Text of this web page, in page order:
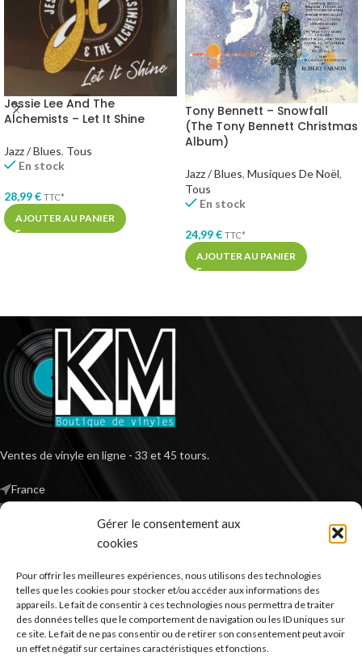
Gérer le consentement aux
cookies
Pour offrir les meilleures expériences, nous utilisons des technologies
telles que les cookies pour stocker et/ou accéder aux informations des
appareils. Le fait de consentir à ces technologies nous permettra de traiter
des données telles que le comportement de navigation ou les ID uniques sur
ce site. Le fait de ne pas consentir ou de retirer son consentement peut avoir
un effet négatif sur certaines caractéristiques et fonctions.
Jessie Lee And The
Alchemists – Let It Shine
Jazz / Blues, Tous
En stock
28,99€ TTC*
AJOUTER AU PANIER
Tony Bennett – Snowfall
(The Tony Bennett Christmas
Album)
Jazz / Blues, Musiques De Noël,
Tous
En stock
24,99€ TTC*
AJOUTER AU PANIER
Ventes de vinyle en ligne - 33 et 45 tours.
France
*TVA non applicable – article 293 B du CGI
RECHERCHER DES PRODUITS